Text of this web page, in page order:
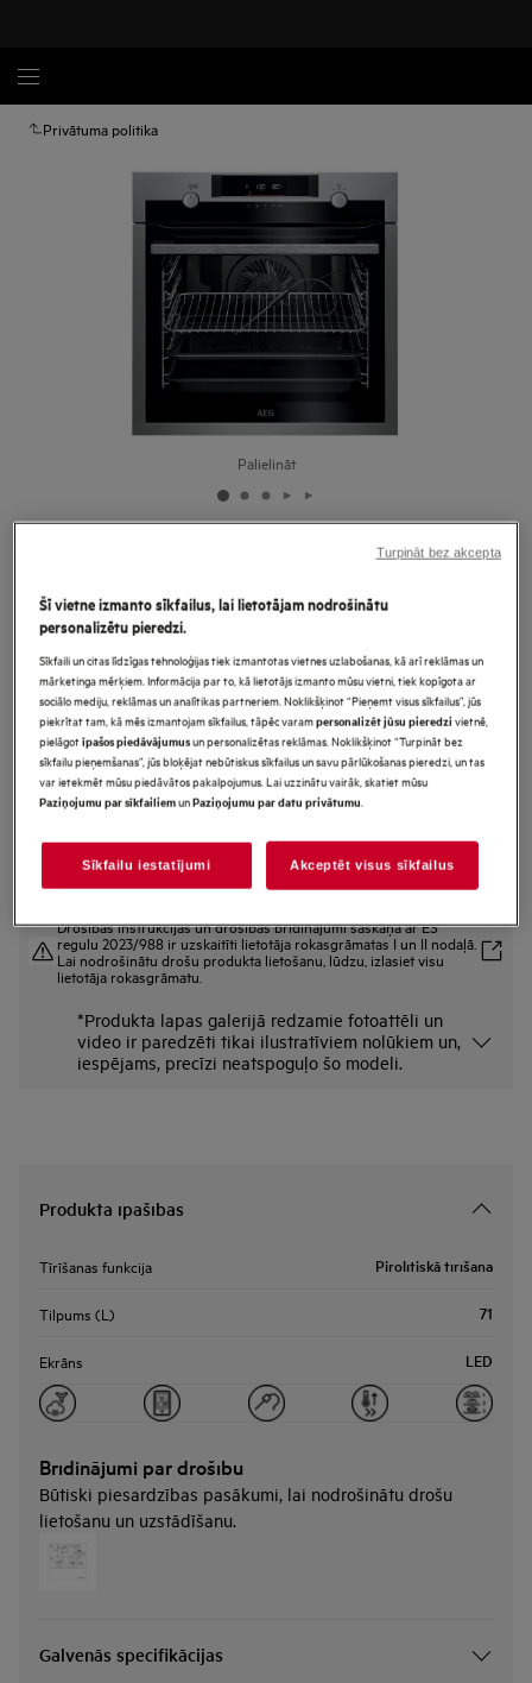
Privātuma politika
Palielināt
SteamBake 6000.sērijas Iebūvējama
cepeškrāsns
Ražojuma informācijas lapa
Priekšrocības
Šīs cepeškrāsns PlusSteam taustiņš pievieno tvaiku cepšanas procesa
sākumā.
Šīs cepeškrāsns PlusSteam taustiņš pievieno tvaiku cepšanas procesa
sākumā.
Viedā virtuve piedāvā pielāgotu virtuves lietošanas atbalstu
Drošības instrukcijas un drošības brīdinājumi saskaņā ar ES
regulu 2023/988 ir uzskaitīti lietotāja rokasgrāmatas I un II nodaļā.
Lai nodrošinātu drošu produkta lietošanu, lūdzu, izlasiet visu
lietotāja rokasgrāmatu.
*Produkta lapas galerijā redzamie fotoattēli un
video ir paredzēti tikai ilustratīviem nolūkiem un,
iespējams, precīzi neatspoguļo šo modeli.
Produkta īpašības
Tīrīšanas funkcija Pirolītiskā tīrīšana
Tilpums (L) 71
Ekrāns LED
Brīdinājumi par drošību
Būtiski piesardzības pasākumi, lai nodrošinātu drošu
lietošanu un uzstādīšanu.
Galvenās specifikācijas
Šī vietne izmanto sīkfailus, lai lietotājam nodrošinātu
personalizētu pieredzi.
Sīkfaili un citas līdzīgas tehnoloģijas tiek izmantotas vietnes uzlabošanas, kā arī reklāmas un
mārketinga mērķiem. Informācija par to, kā lietotājs izmanto mūsu vietni, tiek kopīgota ar
sociālo mediju, reklāmas un analītikas partneriem. Noklikšķinot “Pieņemt visus sīkfailus”, jūs
piekrītat tam, kā mēs izmantojam sīkfailus, tāpēc varampersonalizēt jūsu pieredzivietnē,
pielāgotīpašos piedāvājumusun personalizētas reklāmas. Noklikšķinot “Turpināt bez
sīkfailu pieņemšanas”, jūs bloķējat nebūtiskus sīkfailus un savu pārlūkošanas pieredzi, un tas
var ietekmēt mūsu piedāvātos pakalpojumus. Lai uzzinātu vairāk, skatiet mūsu
Paziņojumu par sīkfailiemunPaziņojumu par datu privātumu.
Sīkfailu iestatījumi Akceptēt visus sīkfailus
Turpināt bez akcepta